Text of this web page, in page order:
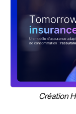
Création